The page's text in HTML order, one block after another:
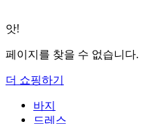
앗!
페이지를 찾을 수 없습니다.
더 쇼핑하기
바지
바지
드레스